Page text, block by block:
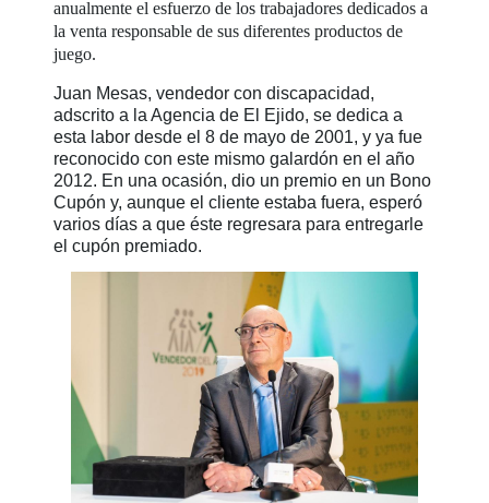
anualmente el esfuerzo de los trabajadores dedicados a
la venta responsable de sus diferentes productos de
juego.
Juan Mesas, vendedor con discapacidad,
adscrito a la Agencia de El Ejido, se dedica a
esta labor desde el 8 de mayo de 2001, y ya fue
reconocido con este mismo galardón en el año
2012. En una ocasión, dio un premio en un Bono
Cupón y, aunque el cliente estaba fuera, esperó
varios días a que éste regresara para entregarle
el cupón premiado.